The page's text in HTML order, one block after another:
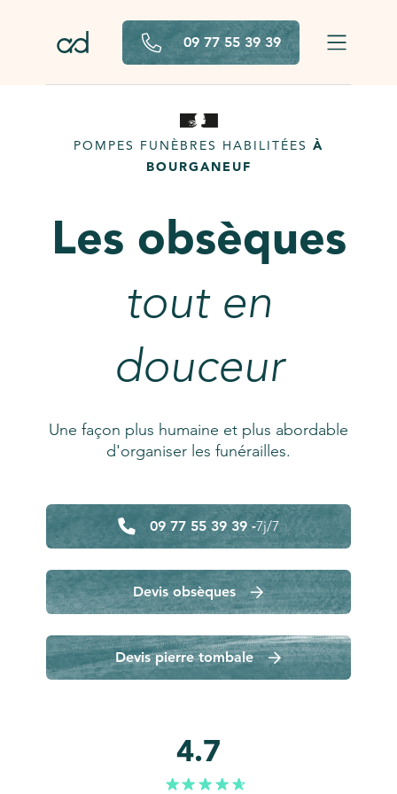
09 77 55 39 39
POMPES FUNÈBRES HABILITÉES À
BOURGANEUF
Les obsèques
tout en
douceur
Une façon plus humaine et plus abordable
d'organiser les funérailles.
09 77 55 39 39 -7j/7
Devis obsèques
Devis pierre tombale
4.7